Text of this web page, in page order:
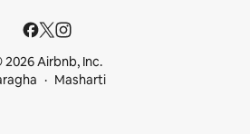
2026 Airbnb, Inc.
Masharti